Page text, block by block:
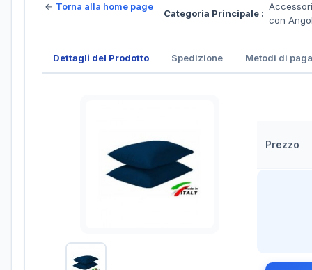
← Torna alla home page
Categoria Principale :
con
Dettagli del Prodotto Spedizione Metodi di
Prezzo